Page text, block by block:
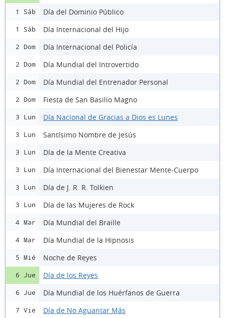
1 Sáb Día del Dominio Público
1 Sáb Día Internacional del Hijo
2 Dom Día Internacional del Policía
2 Dom Día Mundial del Introvertido
2 Dom Día Mundial del Entrenador Personal
2 Dom Fiesta de San Basilio Magno
3 Lun Día Nacional de Gracias a Dios es Lunes
3 Lun Santísimo Nombre de Jesús
3 Lun Día de la Mente Creativa
3 Lun Día Internacional del Bienestar Mente-Cuerpo
3 Lun Día de J. R. R. Tolkien
3 Lun Día de las Mujeres de Rock
4 Mar Día Mundial del Braille
4 Mar Día Mundial de la Hipnosis
5 Mié Noche de Reyes
6 Jue Día de los Reyes
6 Jue Día Mundial de los Huérfanos de Guerra
7 Vie Día de No Aguantar Más